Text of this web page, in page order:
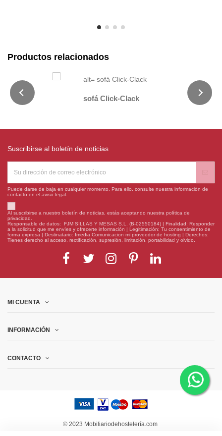
Productos relacionados
sofá Click-Clack
Suscribirse al boletín de noticias
Puede darse de baja en cualquier momento. Para ello, consulte nuestra información de
contacto en el aviso legal.
Al suscribirse a nuestro boletín de noticias, estás aceptando nuestra política de
privacidad.
Responsable de datos: FJM SILLAS Y MESAS S.L. (B-02550184) | Finalidad: Responder
a la solicitud que me envíes y ofrecerte información | Legitimación: Tu consentimiento de
forma expresa | Destinatario: Imedia Comunicacion mi proveedor de hosting | Derechos:
Tienes derecho al acceso, rectificación, supresión, limitación, portabilidad y olvido.
MI CUENTA
INFORMACIÓN
CONTACTO
© 2023 Mobiliariodehostelería.com